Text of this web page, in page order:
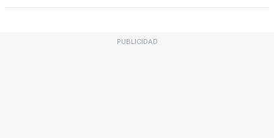
PUBLICIDAD